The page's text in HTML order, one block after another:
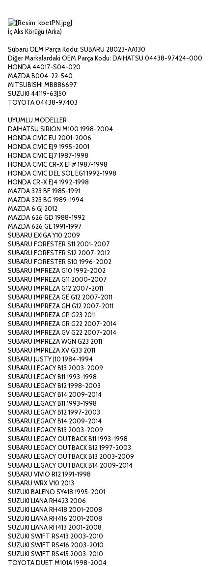
İç Aks Körüğü (Arka)
Subaru OEM Parça Kodu: SUBARU 28023-AA130
Diğer Markalardaki OEM Parça Kodu: DAIHATSU 04438-97424-000
HONDA 44017-S04-020
MAZDA B004-22-540
MITSUBISHI MB886697
SUZUKI 44119-63J50
TOYOTA 04438-97403
UYUMLU MODELLER
DAIHATSU SIRION M100 1998-2004
HONDA CIVIC EU 2001-2006
HONDA CIVIC EJ9 1995-2001
HONDA CIVIC EJ7 1987-1998
HONDA CIVIC CR-X EF# 1987-1998
HONDA CIVIC DEL SOL EG1 1992-1998
HONDA CR-X EJ4 1992-1998
MAZDA 323 BF 1985-1991
MAZDA 323 BG 1989-1994
MAZDA 6 GJ 2012
MAZDA 626 GD 1988-1992
MAZDA 626 GE 1991-1997
SUBARU EXIGA Y10 2009
SUBARU FORESTER S11 2001-2007
SUBARU FORESTER S12 2007-2012
SUBARU FORESTER S10 1996-2002
SUBARU IMPREZA G10 1992-2002
SUBARU IMPREZA G11 2000-2007
SUBARU IMPREZA G12 2007-2011
SUBARU IMPREZA GE G12 2007-2011
SUBARU IMPREZA GH G12 2007-2011
SUBARU IMPREZA GP G23 2011
SUBARU IMPREZA GR G22 2007-2014
SUBARU IMPREZA GV G22 2007-2014
SUBARU IMPREZA WGN G23 2011
SUBARU IMPREZA XV G33 2011
SUBARU JUSTY J10 1984-1994
SUBARU LEGACY B13 2003-2009
SUBARU LEGACY B11 1993-1998
SUBARU LEGACY B12 1998-2003
SUBARU LEGACY B14 2009-2014
SUBARU LEGACY B11 1993-1998
SUBARU LEGACY B12 1997-2003
SUBARU LEGACY B14 2009-2014
SUBARU LEGACY B13 2003-2009
SUBARU LEGACY OUTBACK B11 1993-1998
SUBARU LEGACY OUTBACK B12 1997-2003
SUBARU LEGACY OUTBACK B13 2003-2009
SUBARU LEGACY OUTBACK B14 2009-2014
SUBARU VIVIO R12 1991-1998
SUBARU WRX V10 2013
SUZUKI BALENO SY418 1995-2001
SUZUKI LIANA RH423 2006
SUZUKI LIANA RH418 2001-2008
SUZUKI LIANA RH416 2001-2008
SUZUKI LIANA RH413 2001-2008
SUZUKI SWIFT RS413 2003-2010
SUZUKI SWIFT RS416 2003-2010
SUZUKI SWIFT RS415 2003-2010
TOYOTA DUET M101A 1998-2004